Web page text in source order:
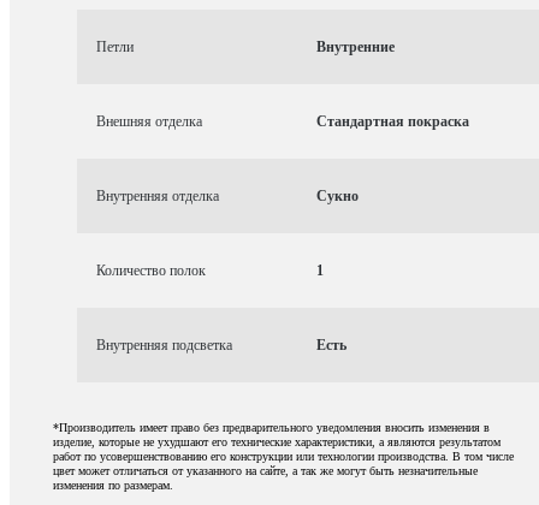
Петли Внутренние
Внешняя отделка Стандартная покраска
Внутренняя отделка Сукно
Количество полок 1
Внутренняя подсветка Есть
*Производитель имеет право без предварительного уведомления вносить изменения в
изделие, которые не ухудшают его технические характеристики, а являются результатом
работ по усовершенствованию его конструкции или технологии производства. В том числе
цвет может отличаться от указанного на сайте, а так же могут быть незначительные
изменения по размерам.